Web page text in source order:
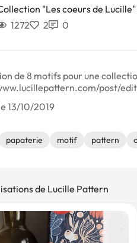
"Les coeurs de
1272 2 0
de 8 motifs pour une
post/
13/10/2019
papaterie motif pattern
de Lucille Pattern